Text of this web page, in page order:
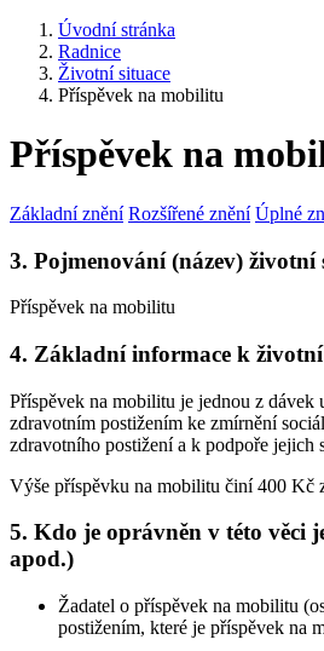
Úvodní stránka
Radnice
Životní situace
Příspěvek na mobilitu
Příspěvek na
Základní znění Rozšířené znění Úplné
3. Pojmenování (název) životní
Příspěvek na mobilitu
4. Základní informace k
Příspěvek na mobilitu je jednou z dávek
zdravotním postižením ke zmírnění
zdravotního postižení a k podpoře jejich
Výše příspěvku na mobilitu činí 400 Kč
5. Kdo je oprávněn v této věci
apod.)
Žadatel o příspěvek na mobilitu
postižením, které je příspěvek na